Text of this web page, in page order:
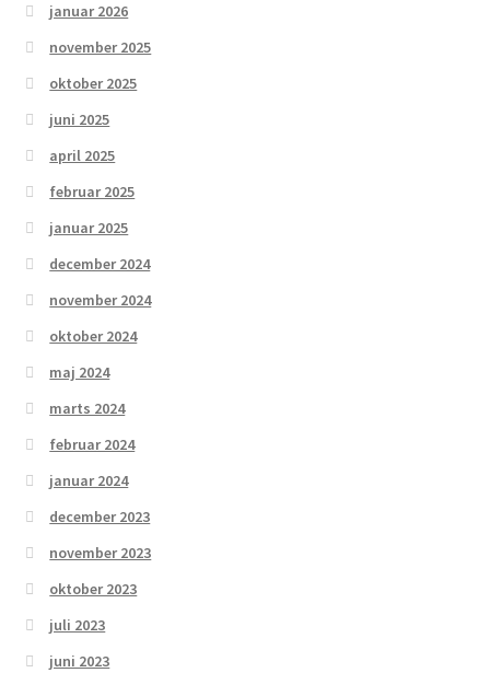
januar 2026
november 2025
oktober 2025
juni 2025
april 2025
februar 2025
januar 2025
december 2024
november 2024
oktober 2024
maj 2024
marts 2024
februar 2024
januar 2024
december 2023
november 2023
oktober 2023
juli 2023
juni 2023